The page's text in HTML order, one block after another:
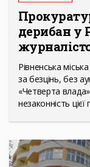
дерибан у
Рівненська
за безцінь, без
«Четверта
незаконність